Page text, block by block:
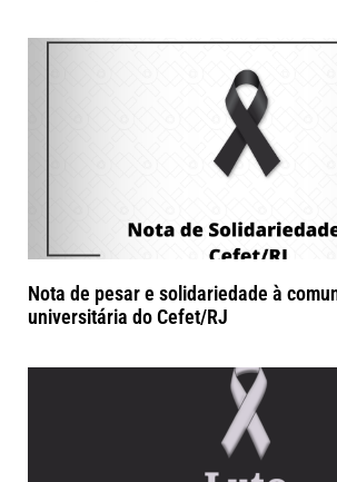
Nota de pesar e solidariedade à
universitária do Cefet/RJ